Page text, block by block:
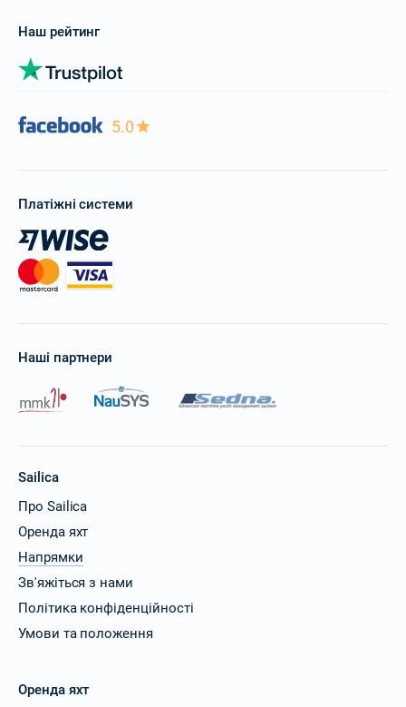
Наш рейтинг
5.0
Платіжні системи
Наші партнери
Sailica
Про Sailica
Оренда яхт
Напрямки
Зв'яжіться з нами
Політика конфіденційності
Умови та положення
Оренда яхт